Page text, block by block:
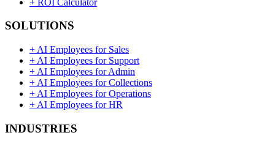
SOLUTIONS
+ AI Employees for Sales
+ AI Employees for Support
+ AI Employees for Admin
+ AI Employees for Collections
+ AI Employees for Operations
+ AI Employees for HR
INDUSTRIES